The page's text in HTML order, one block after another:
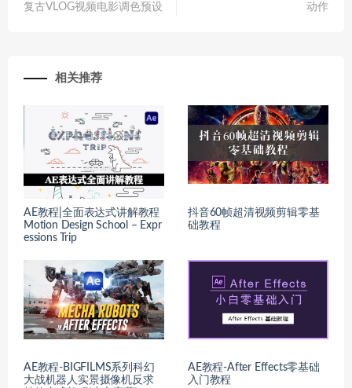
复古VLOG视频电影调色预设
动作
相关推荐
AE教程|全面表达式讲解教程
Motion Design School – Expr
essions Trip
抖音60帧超清视频剪辑零基
础教程
AE教程-BIGFILMS系列科幻
大战机器人实景摄像机反求
AE教程-After Effects零基础
入门教程